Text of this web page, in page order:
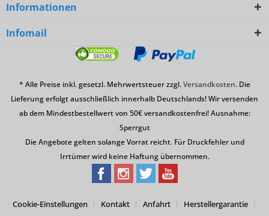
Informationen
Infomail
* Alle Preise inkl. gesetzl. Mehrwertsteuer zzgl.Versandkosten. Die
Lieferung erfolgt ausschließlich innerhalb Deutschlands! Wir versenden
ab dem Mindestbestellwert von 50€ versandkostenfrei! Ausnahme:
Sperrgut
Die Angebote gelten solange Vorrat reicht. Für Druckfehler und
Irrtümer wird keine Haftung übernommen.
Cookie-Einstellungen Kontakt Anfahrt
Herstellergarantie